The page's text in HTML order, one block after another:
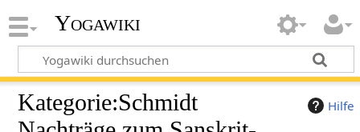
Yogawiki
Hilfe
Kategorie:Schmidt